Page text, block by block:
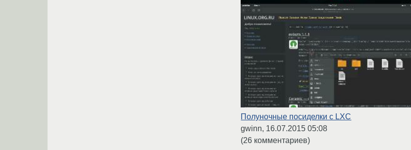
Полуночные посиделки с LXC
gwinn, 16.07.2015 05:08
(26 комментариев)